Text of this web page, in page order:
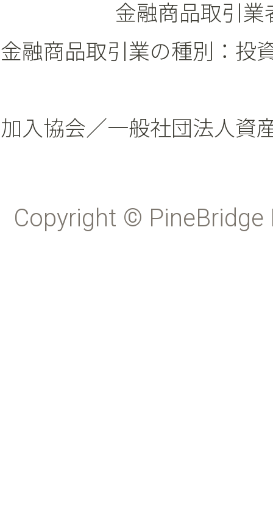
金融商品取引
金融商品取引業の種別：投
加入協会／一般社団法人資
Copyright ©